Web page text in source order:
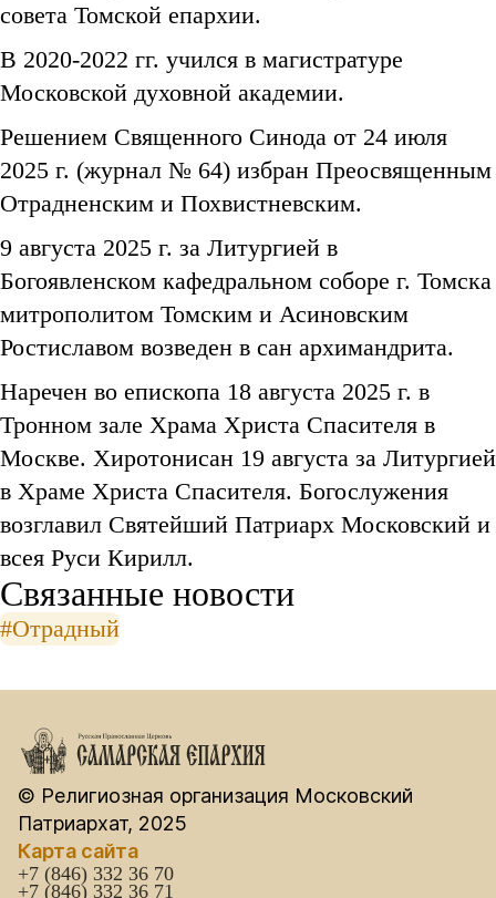
совета Томской епархии.
В 2020-2022 гг. учился в магистратуре
Московской духовной академии.
Решением Священного Синода от 24 июля
2025 г. (журнал № 64) избран Преосвященным
Отрадненским и Похвистневским.
9 августа 2025 г. за Литургией в
Богоявленском кафедральном соборе г. Томска
митрополитом Томским и Асиновским
Ростиславом возведен в сан архимандрита.
Наречен во епископа 18 августа 2025 г. в
Тронном зале Храма Христа Спасителя в
Москве. Хиротонисан 19 августа за Литургией
в Храме Христа Спасителя. Богослужения
возглавил Святейший Патриарх Московский и
всея Руси Кирилл.
Связанные новости
#Отрадный
© Религиозная организация Московский
Патриархат, 2025
Карта сайта
+7 (846) 332 36 70
+7 (846) 332 36 71